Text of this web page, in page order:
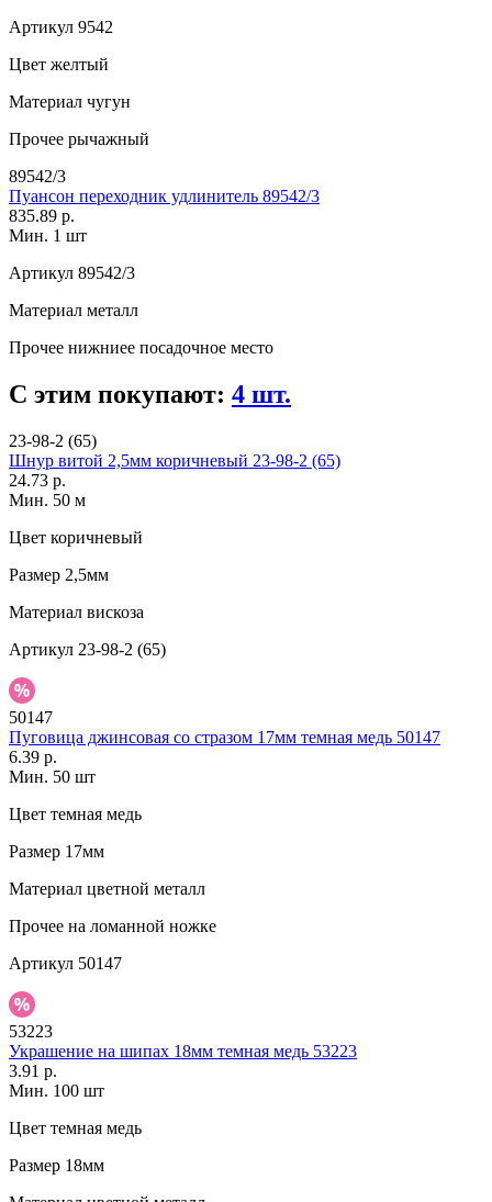
Артикул 9542
Цвет желтый
Материал чугун
Прочее рычажный
89542/3
Пуансон переходник удлинитель 89542/3
835.89 р.
Мин. 1 шт
Артикул 89542/3
Материал металл
Прочее нижниее посадочное место
С этим покупают: 4 шт.
23-98-2 (65)
Шнур витой 2,5мм коричневый 23-98-2 (65)
24.73 р.
Мин. 50 м
Цвет коричневый
Размер 2,5мм
Материал вискоза
Артикул 23-98-2 (65)
50147
Пуговица джинсовая со стразом 17мм темная медь 50147
6.39 р.
Мин. 50 шт
Цвет темная медь
Размер 17мм
Материал цветной металл
Прочее на ломанной ножке
Артикул 50147
53223
Украшение на шипах 18мм темная медь 53223
3.91 р.
Мин. 100 шт
Цвет темная медь
Размер 18мм